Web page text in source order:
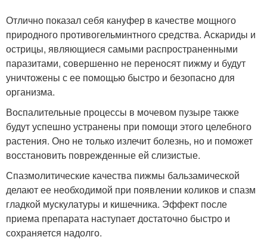
Отлично показал себя кануфер в качестве мощного
природного противогельминтного средства. Аскариды и
острицы, являющиеся самыми распространенными
паразитами, совершенно не переносят пижму и будут
уничтожены с ее помощью быстро и безопасно для
организма.
Воспалительные процессы в мочевом пузыре также
будут успешно устранены при помощи этого целебного
растения. Оно не только излечит болезнь, но и поможет
восстановить поврежденные ей слизистые.
Спазмолитические качества пижмы бальзамической
делают ее необходимой при появлении коликов и спазм
гладкой мускулатуры и кишечника. Эффект после
приема препарата наступает достаточно быстро и
сохраняется надолго.